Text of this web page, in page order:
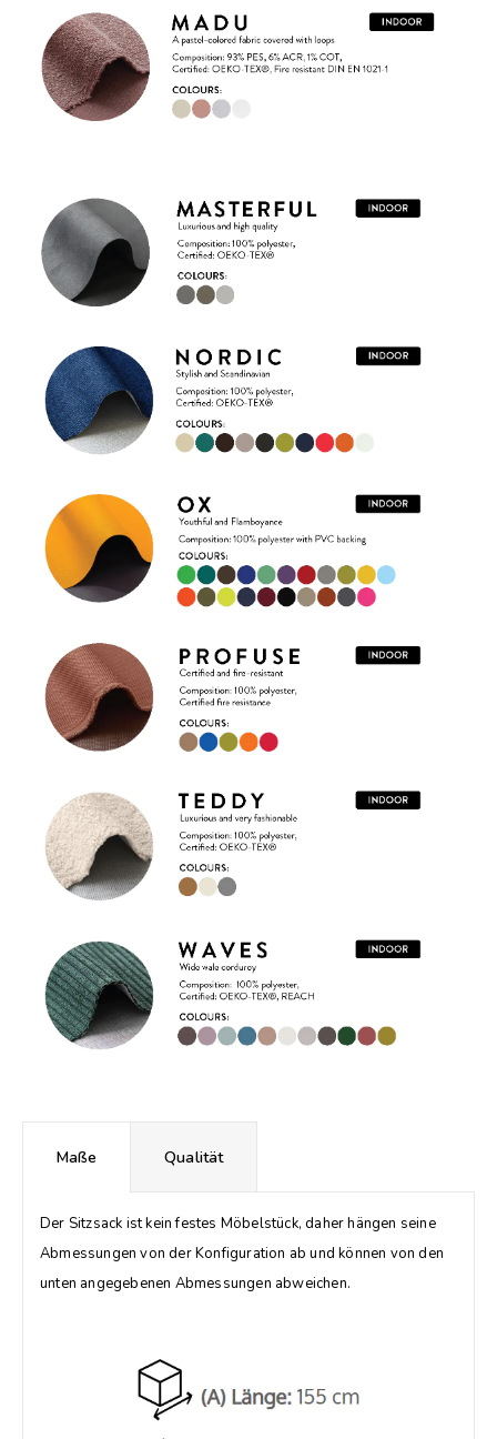
Maße Qualität
Der Sitzsack ist kein festes Möbelstück, daher hängen seine
Abmessungen von der Konfiguration ab und können von den
unten angegebenen Abmessungen abweichen.